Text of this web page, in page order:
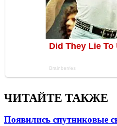
ЧИТАЙТЕ ТАКЖЕ
Появились спутниковые